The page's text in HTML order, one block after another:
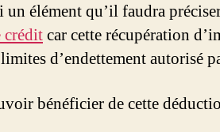
un élément qu’il faudra
créditcar cette récupération
d’endettement autorisé
bénéficier de cette